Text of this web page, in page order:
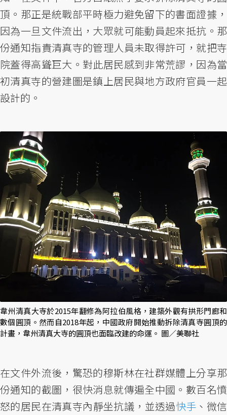
頂。那正是統戰部平時極力避免留下的書面證據，
因為一旦文件流出，大眾就可能動員起來抵抗。那
份通知指責清真寺的管理人員未取得許可，就把寺
院蓋得高聳巨大。對此居民感到非常荒謬，因為當
初清真寺的營建圖是鎮上居民與地方政府官員一起
設計的。
韋州清真大寺於2015年翻修為阿拉伯風格，建築外觀有拱形門廊和
數個圓頂。然而自2018年起，中國政府開始推動拆除清真寺圓頂的
計畫，韋州清真大寺的圓頂也面臨改建的命運。 圖／美聯社
在文件外流後，驚恐的穆斯林在社群媒體上分享那
份通知的截圖，很快消息就傳遍全中國。數百名憤
怒的居民在清真寺內靜坐抗議，並透過快手、微信